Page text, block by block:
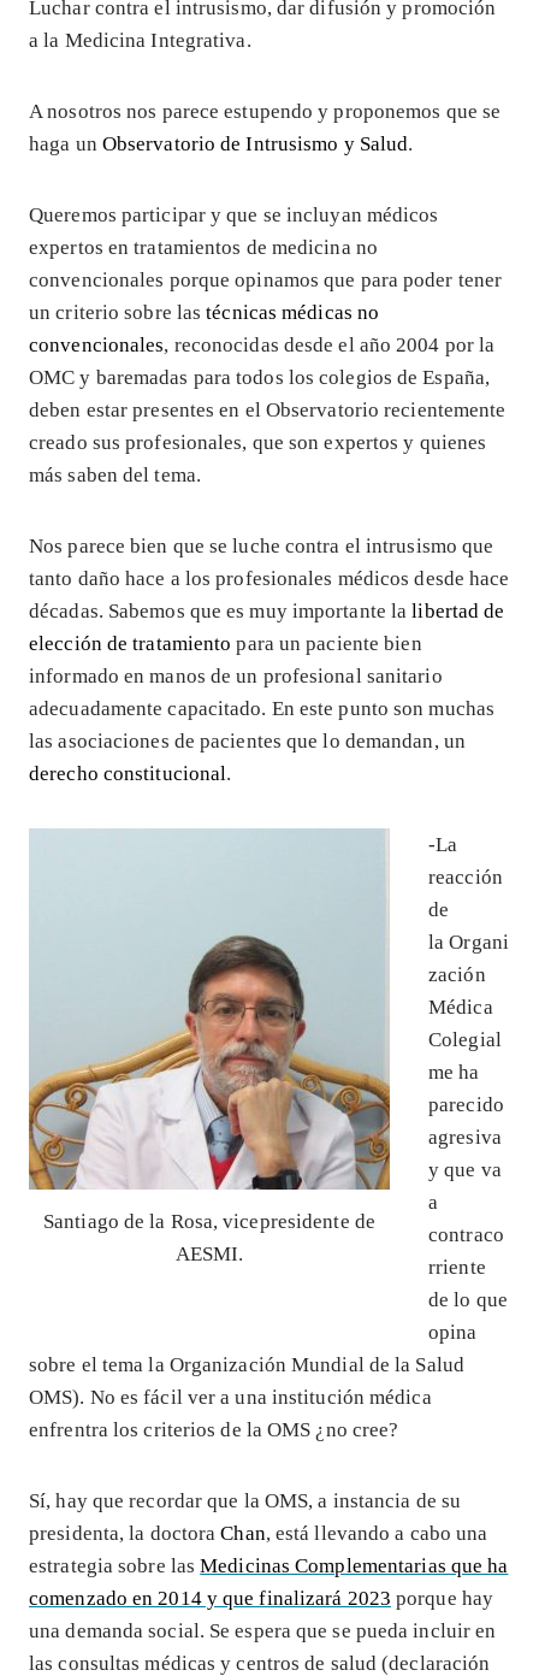
Luchar contra el intrusismo, dar difusión y promoción
a la Medicina Integrativa.
A nosotros nos parece estupendo y proponemos que se
haga un Observatorio de Intrusismo y Salud.
Queremos participar y que se incluyan médicos
expertos en tratamientos de medicina no
convencionales porque opinamos que para poder tener
un criterio sobre lastécnicas médicas no
convencionales, reconocidas desde el año 2004 por la
OMC y baremadas para todos los colegios de España,
deben estar presentes en el Observatorio recientemente
creado sus profesionales, que son expertos y quienes
más saben del tema.
Nos parece bien que se luche contra el intrusismo que
tanto daño hace a los profesionales médicos desde hace
décadas. Sabemos que es muy importante lalibertad de
elección de tratamiento para un paciente bien
informado en manos de un profesional sanitario
adecuadamente capacitado. En este punto son muchas
las asociaciones de pacientes que lo demandan, un
derecho constitucional.
Santiago de la Rosa, vicepresidente de
AESMI.
-La
reacción
de
la Organi
zación
Médica
Colegial
me ha
parecido
agresiva
y que va
a
contraco
rriente
de lo que
opina
sobre el tema la Organización Mundial de la Salud
OMS). No es fácil ver a una institución médica
enfrentra los criterios de la OMS ¿no cree?
Sí, hay que recordar que la OMS, a instancia de su
presidenta, la doctoraChan, está llevando a cabo una
estrategia sobre lasMedicinas Complementarias que ha
comenzado en 2014 y que finalizará 2023 porque hay
una demanda social. Se espera que se pueda incluir en
las consultas médicas y centros de salud (declaración